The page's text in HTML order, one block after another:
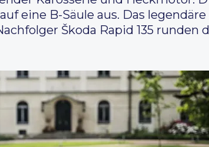
eine B-Säule aus. Das legendäre
Škoda Rapid 135 runden